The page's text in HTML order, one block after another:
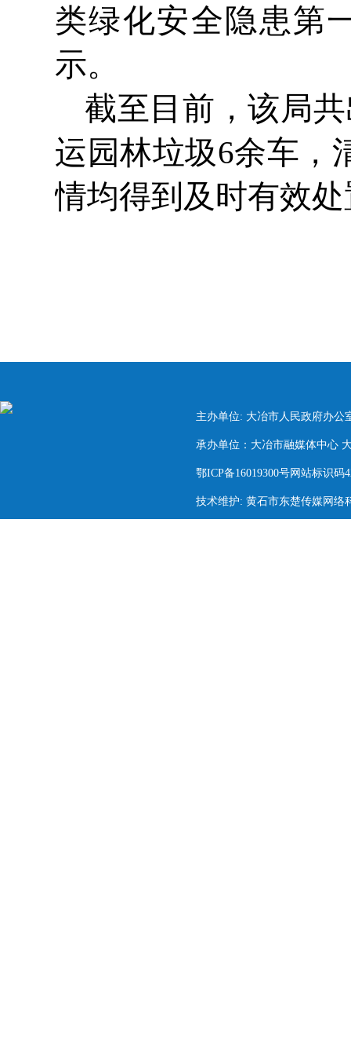
类绿化安全隐患第
示。
截至目前，该局
运园林垃圾6余车，
情均得到及时有效
主办单位: 大冶市人民政府办公
承办单位：大冶市融媒体中心
鄂ICP备16019300号网站标识码
技术维护: 黄石市东楚传媒网络